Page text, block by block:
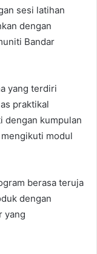
sesi latihan
dengan
Bandar
yang terdiri
praktikal
dengan kumpulan
modul
berasa teruja
dengan
yang